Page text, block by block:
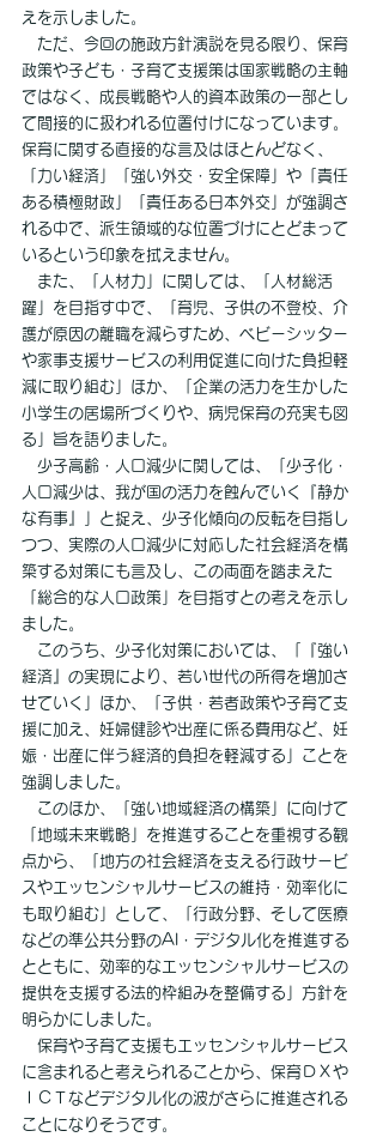
えを示しました。
ただ、今回の施政方針演説を見る限り、保育
政策や子ども・子育て支援策は国家戦略の主軸
ではなく、成長戦略や人的資本政策の一部とし
て間接的に扱われる位置付けになっています。
保育に関する直接的な言及はほとんどなく、
「力い経済」「強い外交・安全保障」や「責任
ある積極財政」「責任ある日本外交」が強調さ
れる中で、派生領域的な位置づけにとどまって
いるという印象を拭えません。
また、「人材力」に関しては、「人材総活
躍」を目指す中で、「育児、子供の不登校、介
護が原因の離職を減らすため、ベビーシッター
や家事支援サービスの利用促進に向けた負担軽
減に取り組む」ほか、「企業の活力を生かした
小学生の居場所づくりや、病児保育の充実も図
る」旨を語りました。
少子高齢・人口減少に関しては、「少子化・
人口減少は、我が国の活力を蝕んでいく『静か
な有事』」と捉え、少子化傾向の反転を目指し
つつ、実際の人口減少に対応した社会経済を構
築する対策にも言及し、この両面を踏まえた
「総合的な人口政策」を目指すとの考えを示し
ました。
このうち、少子化対策においては、「『強い
経済』の実現により、若い世代の所得を増加さ
せていく」ほか、「子供・若者政策や子育て支
援に加え、妊婦健診や出産に係る費用など、妊
娠・出産に伴う経済的負担を軽減する」ことを
強調しました。
このほか、「強い地域経済の構築」に向けて
「地域未来戦略」を推進することを重視する観
点から、「地方の社会経済を支える行政サービ
スやエッセンシャルサービスの維持・効率化に
も取り組む」として、「行政分野、そして医療
などの準公共分野のAI・デジタル化を推進する
とともに、効率的なエッセンシャルサービスの
提供を支援する法的枠組みを整備する」方針を
明らかにしました。
保育や子育て支援もエッセンシャルサービス
に含まれると考えられることから、保育ＤＸや
ＩＣＴなどデジタル化の波がさらに推進される
ことになりそうです。